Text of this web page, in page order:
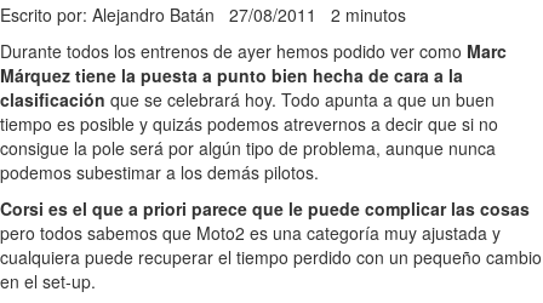
Escrito por: Alejandro Batán 27/08/2011 2 minutos
Durante todos los entrenos de ayer hemos podido ver como Marc
Márquez tiene la puesta a punto bien hecha de cara a la
clasificación que se celebrará hoy. Todo apunta a que un buen
tiempo es posible y quizás podemos atrevernos a decir que si no
consigue la pole será por algún tipo de problema, aunque nunca
podemos subestimar a los demás pilotos.
Corsi es el que a priori parece que le puede complicar las cosas
pero todos sabemos que Moto2 es una categoría muy ajustada y
cualquiera puede recuperar el tiempo perdido con un pequeño cambio
en el set-up.